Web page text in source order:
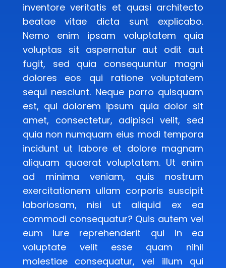
inventore veritatis et quasi architecto
beatae vitae dicta sunt explicabo.
Nemo enim ipsam voluptatem quia
voluptas sit aspernatur aut odit aut
fugit, sed quia consequuntur magni
dolores eos qui ratione voluptatem
sequi nesciunt. Neque porro quisquam
est, qui dolorem ipsum quia dolor sit
amet, consectetur, adipisci velit, sed
quia non numquam eius modi tempora
incidunt ut labore et dolore magnam
aliquam quaerat voluptatem. Ut enim
ad minima veniam, quis nostrum
exercitationem ullam corporis suscipit
laboriosam, nisi ut aliquid ex ea
commodi consequatur? Quis autem vel
eum iure reprehenderit qui in ea
voluptate velit esse quam nihil
molestiae consequatur, vel illum qui